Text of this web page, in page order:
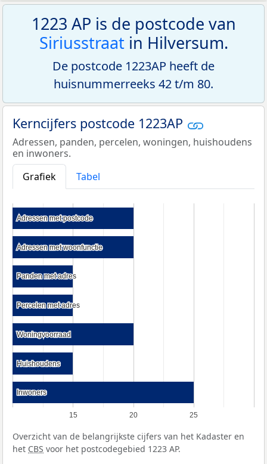
1223 AP is de postcode van
Siriusstraatin Hilversum.
De postcode 1223AP heeft de
huisnummerreeks 42 t/m 80.
Kerncijfers postcode 1223AP
Adressen, panden, percelen, woningen, huishoudens
en inwoners.
Grafiek
Tabel
15 20 25
Adressen met postcode
Adressen met postcode
Adressen met woonfunctie
Adressen met woonfunctie
Panden met adres
Panden met adres
Percelen met adres
Percelen met adres
Woningvoorraad
Woningvoorraad
Huishoudens
Huishoudens
Inwoners
Inwoners
Overzicht van de belangrijkste cijfers van het Kadaster en
het CBS voor het postcodegebied 1223 AP.